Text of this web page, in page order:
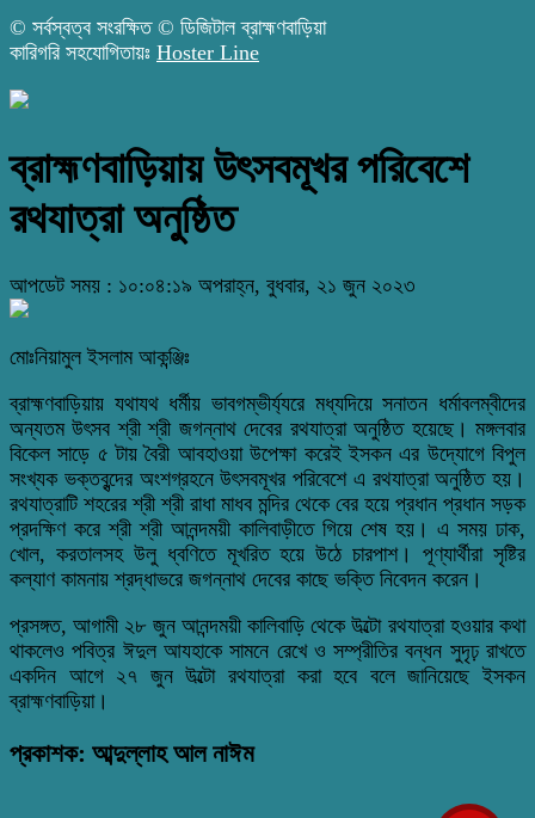
© সর্বস্বত্ব সংরক্ষিত © ডিজিটাল ব্রাহ্মণবাড়িয়া
কারিগরি সহযোগিতায়ঃ Hoster Line
ব্রাহ্মণবাড়িয়ায় উৎসবমূখর পরিবেশে
রথযাত্রা অনুষ্ঠিত
আপডেট সময় : ১০:০৪:১৯ অপরাহ্ন, বুধবার, ২১ জুন ২০২৩
মোঃনিয়ামুল ইসলাম আকন্ঞ্জিঃ
ব্রাহ্মণবাড়িয়ায় যথাযথ ধর্মীয় ভাবগম্ভীর্য্যরে মধ্যদিয়ে সনাতন ধর্মাবলম্বীদের
অন্যতম উৎসব শ্রী শ্রী জগন্নাথ দেবের রথযাত্রা অনুষ্ঠিত হয়েছে। মঙ্গলবার
বিকেল সাড়ে ৫ টায় বৈরী আবহাওয়া উপেক্ষা করেই ইসকন এর উদ্যোগে বিপুল
সংখ্যক ভক্তবৃন্দের অংশগ্রহনে উৎসবমূখর পরিবেশে এ রথযাত্রা অনুষ্ঠিত হয়।
রথযাত্রাটি শহরের শ্রী শ্রী রাধা মাধব মন্দির থেকে বের হয়ে প্রধান প্রধান সড়ক
প্রদক্ষিণ করে শ্রী শ্রী আনন্দময়ী কালিবাড়ীতে গিয়ে শেষ হয়। এ সময় ঢাক,
খোল, করতালসহ উলু ধ্বণিতে মূখরিত হয়ে উঠে চারপাশ। পূণ্যার্থীরা সৃষ্টির
কল্যাণ কামনায় শ্রদ্ধাভরে জগন্নাথ দেবের কাছে ভক্তি নিবেদন করেন।
প্রসঙ্গত, আগামী ২৮ জুন আনন্দময়ী কালিবাড়ি থেকে উল্টো রথযাত্রা হওয়ার কথা
থাকলেও পবিত্র ঈদুল আযহাকে সামনে রেখে ও সম্প্রীতির বন্ধন সুদৃঢ় রাখতে
একদিন আগে ২৭ জুন উল্টো রথযাত্রা করা হবে বলে জানিয়েছে ইসকন
ব্রাহ্মণবাড়িয়া।
প্রকাশক: আব্দুল্লাহ আল নাঈম